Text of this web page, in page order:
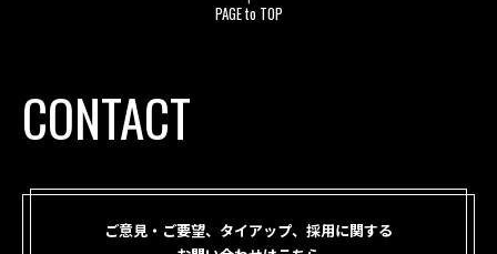
PAGE to TOP
CONTACT
ご意見・ご要望、タイアップ、採用に関する